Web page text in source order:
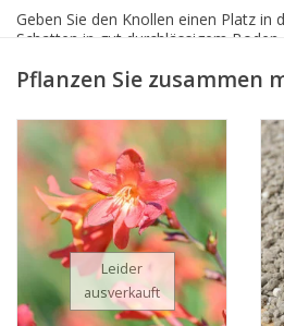
Geben Sie den Knollen einen Platz in
Schatten in gut durchlässigem
Pflanzen Sie zusammen
Leider
ausverkauft